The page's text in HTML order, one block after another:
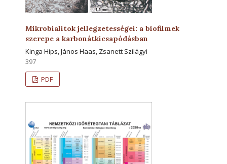
Mikrobialitok jellegzetességei: a biofilmek
szerepe a karbonátkicsapódásban
Kinga Hips, János Haas, Zsanett Szilágyi
397
PDF